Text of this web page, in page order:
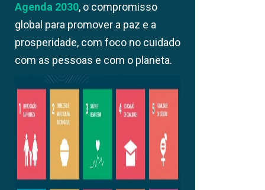
Agenda 2030, o compromisso
global para promover a paz e a
prosperidade, com foco no cuidado
com as pessoas e com o planeta.